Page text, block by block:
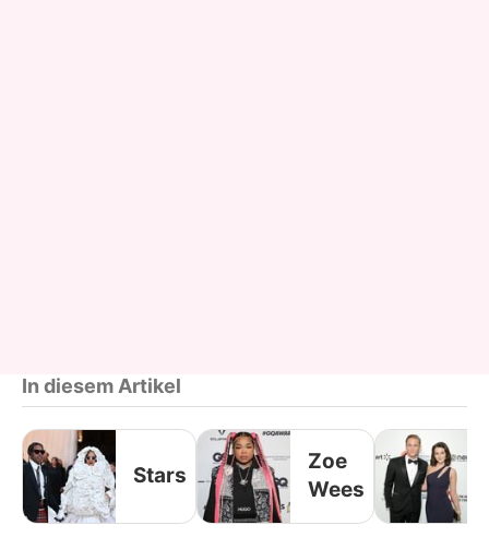
In diesem Artikel
Stars
Zoe
Wees